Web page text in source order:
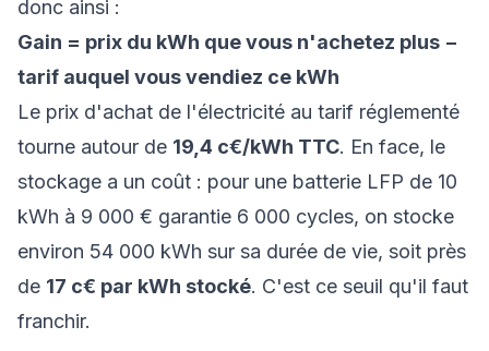
donc ainsi :
Gain = prix du kWh que vous n'achetez plus −
tarif auquel vous vendiez ce kWh
Le prix d'achat de l'électricité au tarif réglementé
tourne autour de 19,4 c€/kWh TTC. En face, le
stockage a un coût : pour une batterie LFP de 10
kWh à 9 000 € garantie 6 000 cycles, on stocke
environ 54 000 kWh sur sa durée de vie, soit près
de 17 c€ par kWh stocké. C'est ce seuil qu'il faut
franchir.